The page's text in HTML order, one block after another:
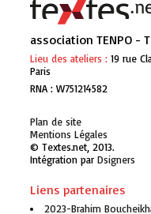
association TENPO -
Lieu des ateliers : 19 rue
Paris
RNA : W751214582
Plan de site
Mentions Légales
© Textes.net, 2013.
Intégration par Genisoft
Liens partenaires
2023-Brahim